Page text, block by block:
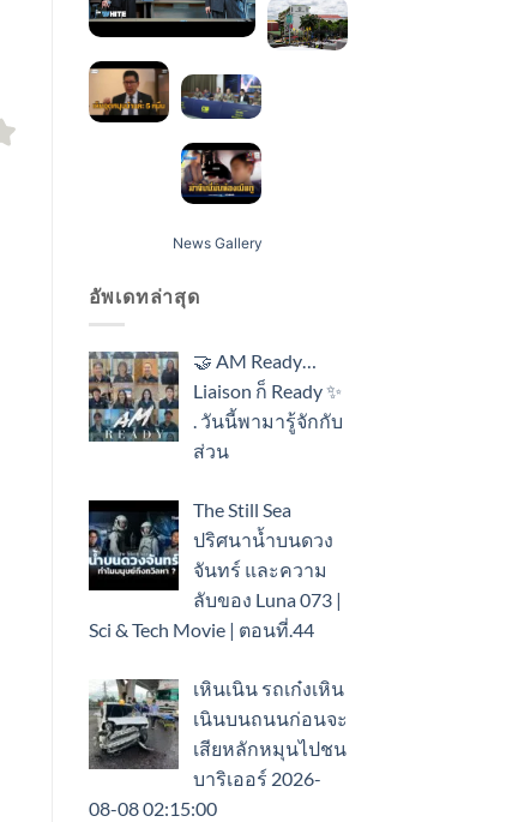
News Gallery
อัพเดทล่าสุด
🤝 AM Ready…
Liaison ก็ Ready ✨
. วันนี้พามารู้จักกับ
ส่วน
The Still Sea
ปริศนาน้ำบนดวง
จันทร์ และความ
ลับของ Luna 073 |
Sci & Tech Movie | ตอนที่.44
เหินเนิน รถเก๋งเหิน
เนินบนถนนก่อนจะ
เสียหลักหมุนไปชน
บาริเออร์ 2026-
08-08 02:15:00